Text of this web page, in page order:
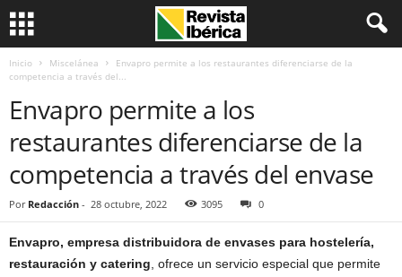
Inicio Miscelánea
Envapro permite a los restaurantes diferenciarse de la
competencia a través del...
Envapro permite a los
restaurantes diferenciarse de la
competencia a través del envase
Por Redacción - 28 octubre, 2022 3095 0
Envapro, empresa distribuidora de envases para hostelería,
restauración y catering , ofrece un servicio especial que permite